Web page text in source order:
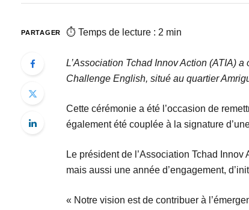
PARTAGER ⏱ Temps de lecture : 2 min
L’Association Tchad Innov Action (ATIA)
Challenge English, situé au quartier
Cette cérémonie a été l’occasion de
également été couplée à la signature
Le président de l’Association Tchad
mais aussi une année d’engagement,
« Notre vision est de contribuer à